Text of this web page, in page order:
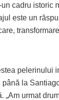
cadru istoric
este un
pelerinului
la
„Am urmat